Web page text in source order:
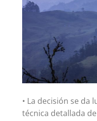
• La decisión se da
técnica detallada